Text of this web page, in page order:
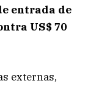
entrada de
US$ 70
externas,